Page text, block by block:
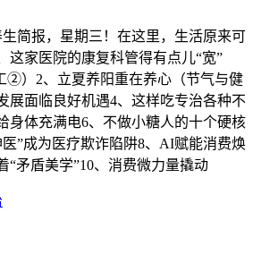
生简报，星期三！在这里，生活原来可
这家医院的康复科管得有点儿“宽”
②）2、立夏养阳重在养心（节气与健
展面临良好机遇4、这样吃专治各种不
身体充满电6、不做小糖人的十个硬核
”成为医疗欺诈陷阱8、AI赋能消费焕
“矛盾美学”10、消费微力量撬动